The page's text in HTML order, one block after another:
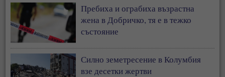
Пребиха и ограбиха възрастна
жена в Добричко, тя е в тежко
състояние
Силно земетресение в Колумбия
взе десетки жертви